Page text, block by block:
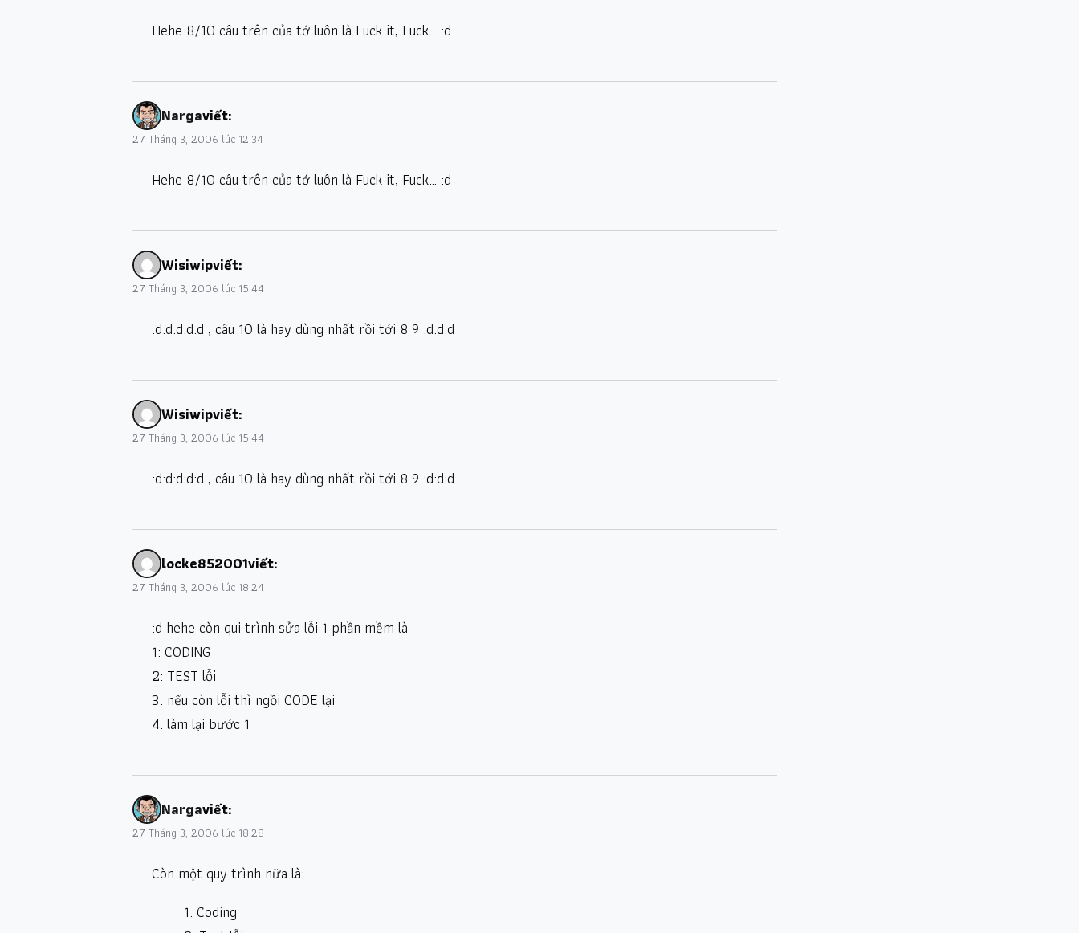
Hehe 8/10 câu trên của tớ luôn là Fuck it, Fuck… :d
Nargaviết:
27 Tháng 3, 2006 lúc 12:34
Hehe 8/10 câu trên của tớ luôn là Fuck it, Fuck… :d
Wisiwipviết:
27 Tháng 3, 2006 lúc 15:44
:d:d:d:d:d , câu 10 là hay dùng nhất rồi tới 8 9 :d:d:d
Wisiwipviết:
27 Tháng 3, 2006 lúc 15:44
:d:d:d:d:d , câu 10 là hay dùng nhất rồi tới 8 9 :d:d:d
locke852001viết:
27 Tháng 3, 2006 lúc 18:24
:d hehe còn qui trình sửa lỗi 1 phần mềm là
1: CODING
2: TEST lỗi
3: nếu còn lỗi thì ngồi CODE lại
4: làm lại bước 1
Nargaviết:
27 Tháng 3, 2006 lúc 18:28
Còn một quy trình nữa là:
1. Coding